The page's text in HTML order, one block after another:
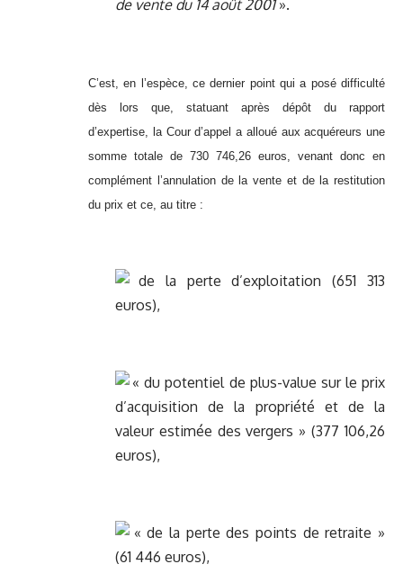
de vente du 14 août 2001».
C’est, en l’espèce, ce dernier point qui a posé difficulté
dès lors que, statuant après dépôt du rapport
d’expertise, la Cour d’appel a alloué aux acquéreurs une
somme totale de 730 746,26 euros, venant donc en
complément l’annulation de la vente et de la restitution
du prix et ce, au titre :
de la perte d’exploitation (651 313
euros),
« du potentiel de plus-value sur le prix
d’acquisition de la propriété et de la
valeur estimée des vergers » (377 106,26
euros),
« de la perte des points de retraite »
(61 446 euros),